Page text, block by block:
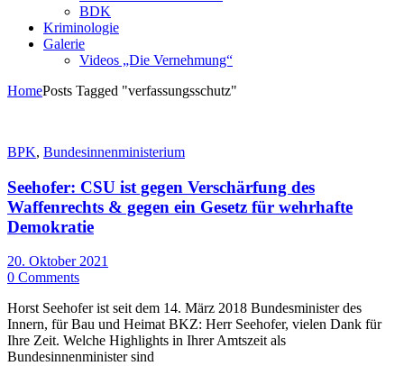
BDK
Kriminologie
Galerie
Videos „Die Vernehmung“
HomePosts Tagged "verfassungsschutz"
BPK, Bundesinnenministerium
Seehofer: CSU ist gegen Verschärfung des
Waffenrechts & gegen ein Gesetz für wehrhafte
Demokratie
20. Oktober 2021
0 Comments
Horst Seehofer ist seit dem 14. März 2018 Bundesminister des
Innern, für Bau und Heimat BKZ: Herr Seehofer, vielen Dank für
Ihre Zeit. Welche Highlights in Ihrer Amtszeit als
Bundesinnenminister sind